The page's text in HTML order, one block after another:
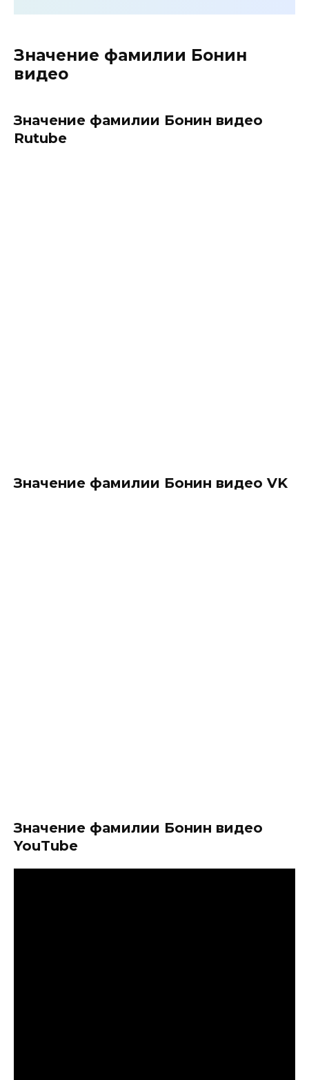
Значение фамилии Бонин
видео
Значение фамилии Бонин видео
Rutube
Значение фамилии Бонин видео VK
Значение фамилии Бонин видео
YouTube